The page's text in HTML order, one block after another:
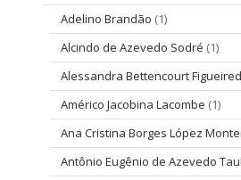
Adelino Brandão (1)
Alcindo de Azevedo Sodré (1)
Alessandra Bettencourt
Américo Jacobina Lacombe (1)
Ana Cristina Borges López
Antônio Eugênio de Azevedo